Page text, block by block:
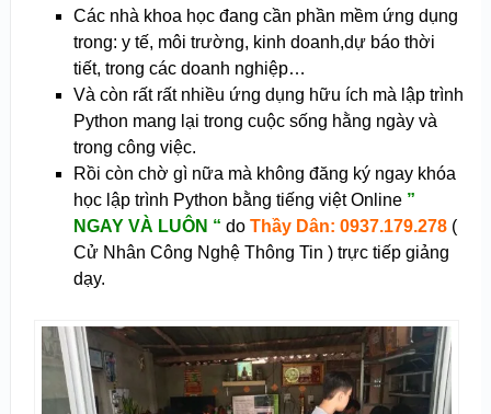
Các nhà khoa học đang cần phần mềm ứng dụng
trong: y tế, môi trường, kinh doanh,dự báo thời
tiết, trong các doanh nghiệp…
Và còn rất rất nhiều ứng dụng hữu ích mà lập trình
Python mang lại trong cuộc sống hằng ngày và
trong công việc.
Rồi còn chờ gì nữa mà không đăng ký ngay khóa
học lập trình Python bằng tiếng việt Online ”
NGAY VÀ LUÔN “ do Thầy Dân: 0937.179.278(
Cử Nhân Công Nghệ Thông Tin ) trực tiếp giảng
dạy.